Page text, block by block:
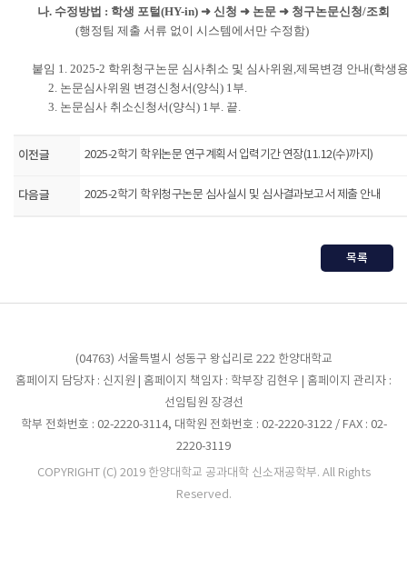
나. 수정방법 : 학생 포털(HY-in) ➜ 신청 ➜ 논문 ➜ 청구논문신청/조회
(행정팀 제출 서류 없이 시스템에서만 수정함)
붙임 1. 2025-2 학위청구논문 심사취소 및 심사위원,제목변경 안내(학생
2. 논문심사위원 변경신청서(양식) 1부.
3. 논문심사 취소신청서(양식) 1부. 끝.
이전글 2025-2학기 학위논문 연구계획서 입력기간 연장(11.12(수)까지)
다음글 2025-2학기 학위청구논문 심사실시 및 심사결과보고서 제출 안내
목록
(04763) 서울특별시 성동구 왕십리로 222 한양대학교
홈페이지 담당자 : 신지원 | 홈페이지 책임자 : 학부장 김현우 | 홈페이지 관리자 :
선임팀원 장경선
학부 전화번호 : 02-2220-3114, 대학원 전화번호 : 02-2220-3122 / FAX : 02-
2220-3119
COPYRIGHT (C) 2019 한양대학교 공과대학 신소재공학부. All Rights
Reserved.